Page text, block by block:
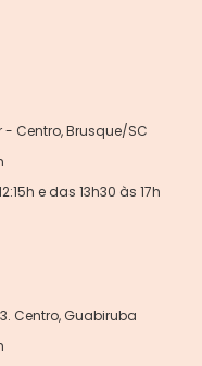
- Centro, Brusque/SC
e das 13h30 às 17h
Centro, Guabiruba